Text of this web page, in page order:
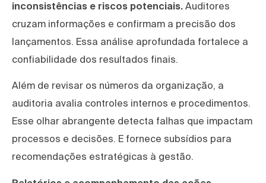
inconsistências e riscos potenciais. Auditores
cruzam informações e confirmam a precisão dos
lançamentos. Essa análise aprofundada fortalece a
confiabilidade dos resultados finais.
Além de revisar os números da organização, a
auditoria avalia controles internos e procedimentos.
Esse olhar abrangente detecta falhas que impactam
processos e decisões. E fornece subsídios para
recomendações estratégicas à gestão.